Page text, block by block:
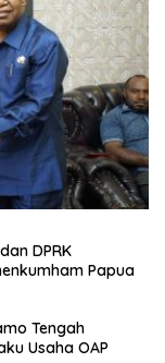
DPRK
Papua
Tengah
Usaha OAP